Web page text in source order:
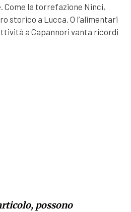
Come la torrefazione Ninci,
storico a Lucca. O l’alimentari
a Capannori vanta ricordi
possono